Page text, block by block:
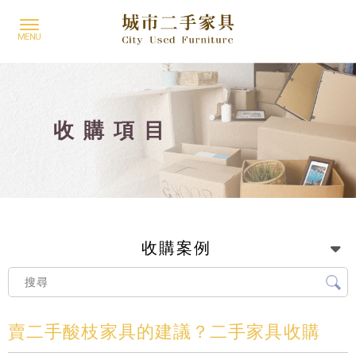
收購項目
收購案例
賣二手酸枝家具的建議？二手家具收購